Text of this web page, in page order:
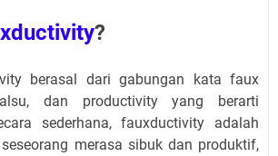
?
berasal dari gabungan kata faux
dan productivity yang berarti
sederhana, fauxductivity adalah
merasa sibuk dan produktif,